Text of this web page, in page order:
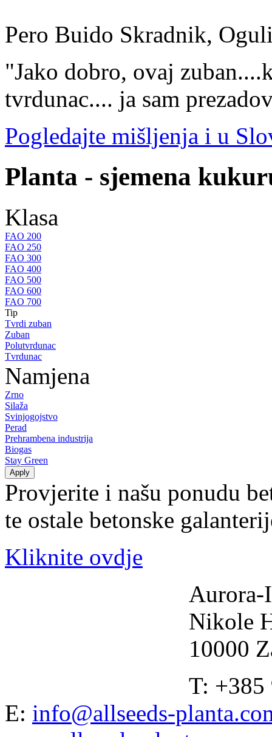
Pero Buido Skradnik,
"Jako dobro, ovaj
tvrdunac.... ja sam
Pogledajte mišljenja i u
Planta - sjemena
Klasa
FAO 200
FAO 250
FAO 300
FAO 400
FAO 500
FAO 600
FAO 700
Tip
Tvrdi zuban
Zuban
Polutvrdunac
Tvrdunac
Namjena
Zrno
Silaža
Svinjogojstvo
Perad
Prehrambena industrija
Biogas
Stay Green
Provjerite i našu ponudu
te ostale betonske
Kliknite ovdje
Aurora-
Nikole
10000
T: +385
E: info@allseeds-